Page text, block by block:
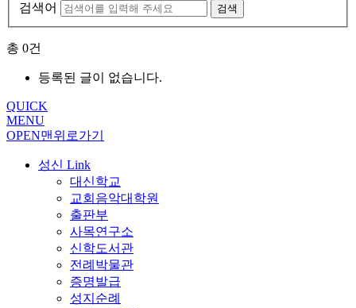
검색어 검색
총 0건
등록된 글이 없습니다.
QUICK
MENU
OPEN맨위로가기
성신 Link
대신학교
교회음악대학원
출판부
사목연구소
신학도서관
전례박물관
증명발급
성지순례